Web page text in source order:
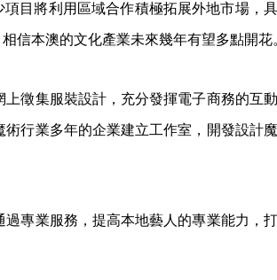
目將利用區域合作積極拓展外地市場，
信本澳的文化產業未來幾年有望多點開花
徵集服裝設計，充分發揮電子商務的互
行業多年的企業建立工作室，開發設計
專業服務，提高本地藝人的專業能力，